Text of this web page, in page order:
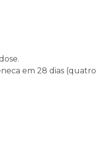
em 28 dias (quatro